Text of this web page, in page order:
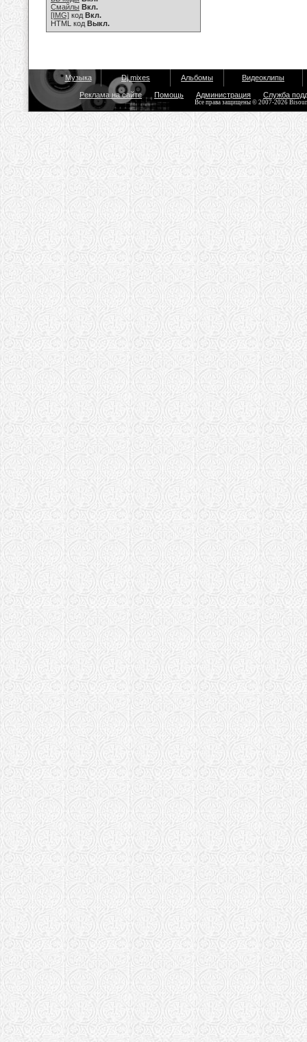
Смайлы Вкл.
[IMG] код Вкл.
HTML код Выкл.
Музыка Dj mixes Альбомы Видеоклипы
Реклама на сайте Помощь Администрация Служба
Все права защищены © 2007-2026